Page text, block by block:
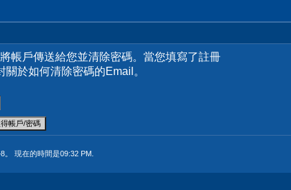
帳戶傳送給您並清除密碼。當您填寫了註冊
於如何清除密碼的Email。
。 現在的時間是09:32 PM